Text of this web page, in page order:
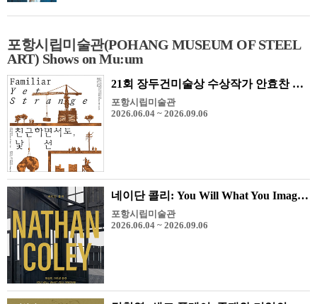
포항시립미술관(POHANG MUSEUM OF STEEL
ART) Shows on Mu:um
21회 장두건미술상 수상작가 안효찬 《친근하면서도, 낯선》
포항시립미술관
2026.06.04 ~ 2026.09.06
네이단 콜리: You Will What You Imagine
포항시립미술관
2026.06.04 ~ 2026.09.06